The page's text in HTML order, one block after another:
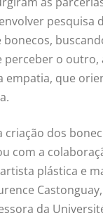
pesquisa
perceber o outro,
empatia, que
criação dos
com a
plástica e
da